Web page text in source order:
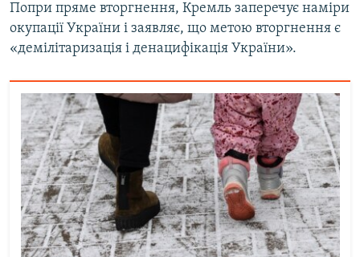
Попри пряме вторгнення, Кремль заперечує наміри
окупації України і заявляє, що метою вторгнення є
«демілітаризація і денацифікація України».